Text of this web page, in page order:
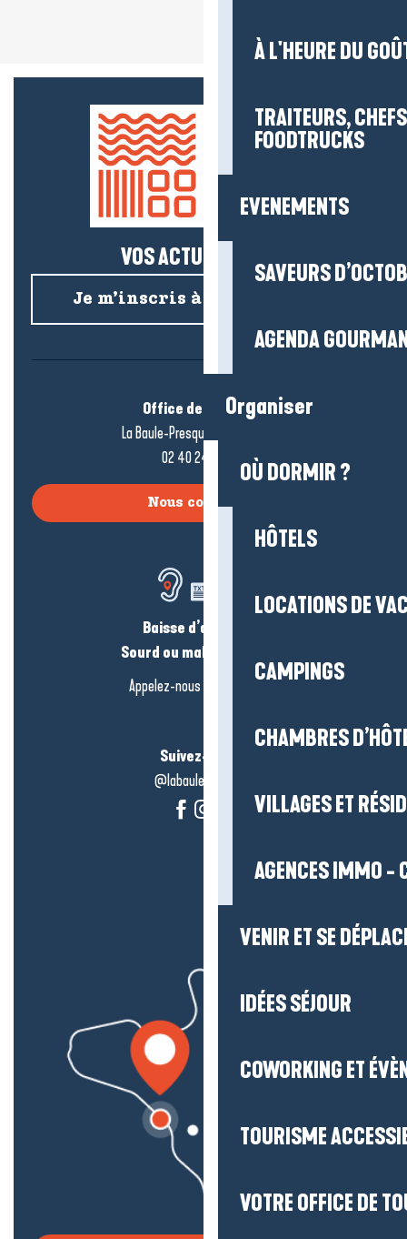
À L'HEURE DU
TRAITEURS,
FOODTRUCKS
EVENEMENTS
SAVEURS
AGENDA
Organiser
OÙ DORMIR ?
HÔTELS
LOCATIONS DE
CAMPINGS
CHAMBRES
VILLAGES ET
AGENCES IMMO -
VENIR ET SE
IDÉES SÉJOUR
COWORKING ET
TOURISME
VOTRE OFFICE DE
VOS ACTUS SALÉES !
Je m’inscris à la newsletter
Office de tourisme
La Baule-Presqu’île de Guérande
02 40 24 34 44
Nous contacter
Baisse d’audition ?
Sourd ou malentendant ?
Appelez-nous en
cliquant-ici
Suivez-nous !
@labauleguérande